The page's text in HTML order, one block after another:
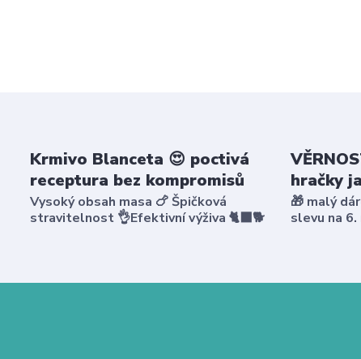
Krmivo Blanceta 😍 poctivá
receptura bez kompromisů
Vysoký obsah masa 🍗 Špičková
stravitelnost 👌Efektivní výživa 🐈‍⬛🐕
hračky
🎁 malý
slevu na 6.